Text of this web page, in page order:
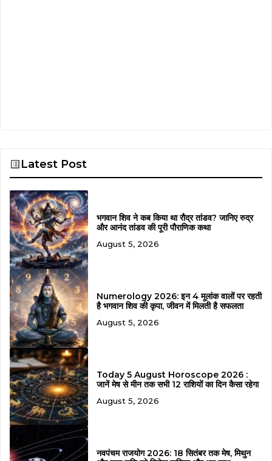
Latest Post
भगवान शिव ने कब किया था रौद्र तांडव? जानिए रुद्र
और आनंद तांडव की पूरी पौराणिक कथा
August 5, 2026
Numerology 2026: इन 4 मूलांक वालों पर रहती
है भगवान शिव की कृपा, जीवन में मिलती है सफलता
August 5, 2026
Today 5 August Horoscope 2026 :
जानें मेष से मीन तक सभी 12 राशियों का दिन कैसा रहेगा
August 5, 2026
नवपंचम राजयोग 2026: 18 सितंबर तक मेष, मिथुन